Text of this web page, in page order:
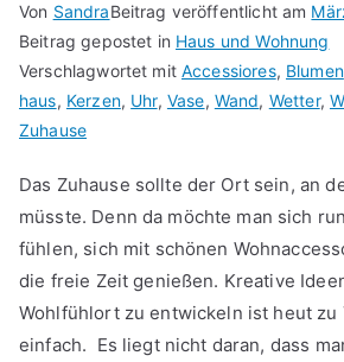
Von SandraBeitrag veröffentlicht am
Beitrag gepostet in Haus und Wohnung
Verschlagwortet mitAccessiores, Blumen
haus, Kerzen, Uhr, Vase, Wand, Wetter,
Zuhause
Das Zuhause sollte der Ort sein, an
müsste. Denn da möchte man sich
fühlen, sich mit schönen
die freie Zeit genießen. Kreative
Wohlfühlort zu entwickeln ist heut zu
einfach. Es liegt nicht daran, dass